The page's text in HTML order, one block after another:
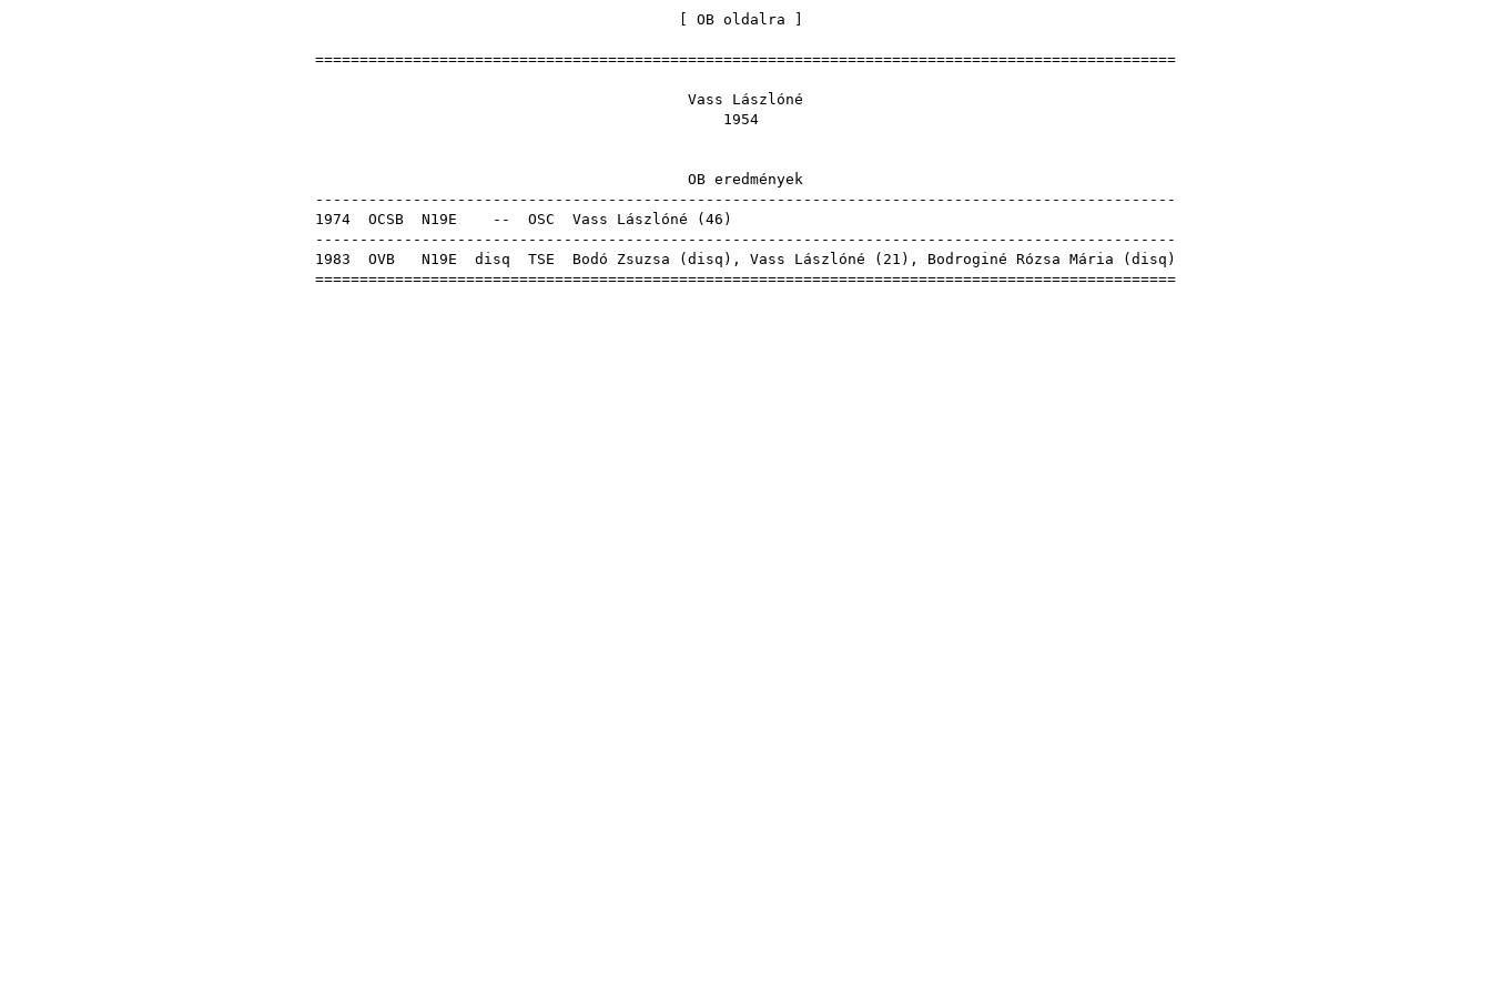
OB oldalra
=================================================================================================
Vass Lászlóné
1954
OB eredmények
-------------------------------------------------------------------------------------------------
1974 OCSB N19E -- OSC Vass Lászlóné ( 46 )
-------------------------------------------------------------------------------------------------
1983 OVB N19E disq TSE Bodó Zsuzsa ( disq ), Vass Lászlóné ( 21 ), Bodroginé Rózsa Mária ( disq )
=================================================================================================